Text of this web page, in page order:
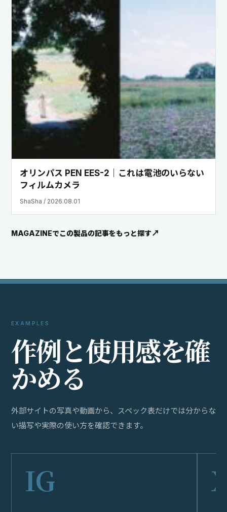
オリンパス PEN EES-2｜これは電池のいらない
フィルムカメラ
ShaSha / 2026.08.01
MAGAZINEでこの製品の記事をもっと探す
EXAMPLES
作例と使用感を確
かめる
外部サイトの写真や動画から、スペック表だけでは分からな
い描写や実際の使い方を確認できます。